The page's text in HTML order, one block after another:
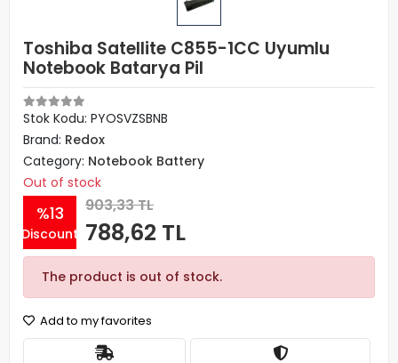
Toshiba Satellite C855-1CC Uyumlu
Notebook Batarya Pil
Stok Kodu: PYOSVZSBNB
Brand: Redox
Category: Notebook Battery
Out of stock
%13
Discount
903,33 TL
788,62 TL
The product is out of stock.
Add to my favorites